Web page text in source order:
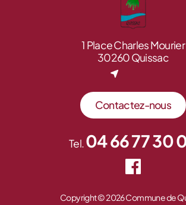
1 Place Charles Mourier
30260 Quissac
Contactez-nous
Tel.04 66 77 30
Copyright © 2026 Commune de